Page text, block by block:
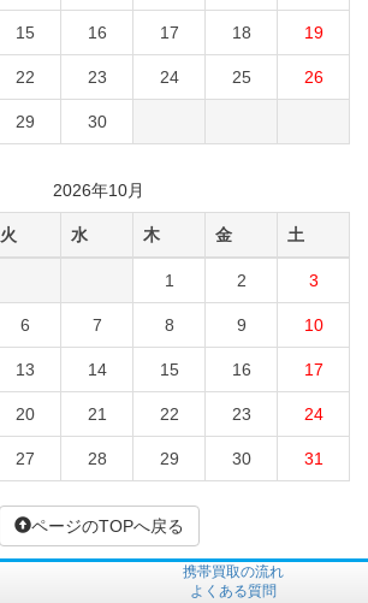
15 16 17 18 19
22 23 24 25 26
29 30
2026年10月
火 水 木 金 土
1 2 3
6 7 8 9 10
13 14 15 16 17
20 21 22 23 24
27 28 29 30 31
ページのTOPへ戻る
携帯買取の流れ
よくある質問